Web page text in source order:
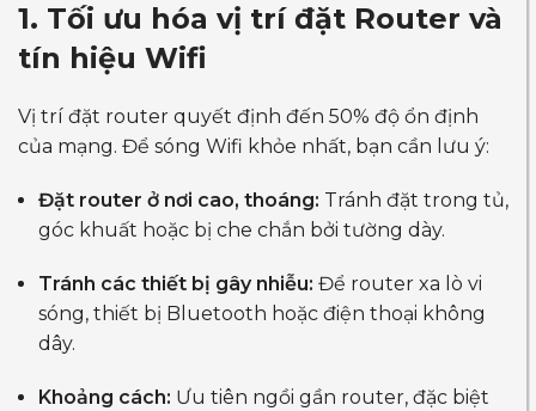
1. Tối ưu hóa vị trí đặt Router và
tín hiệu Wifi
Vị trí đặt router quyết định đến 50% độ ổn định
của mạng. Để sóng Wifi khỏe nhất, bạn cần lưu ý:
Đặt router ở nơi cao, thoáng: Tránh đặt trong tủ,
góc khuất hoặc bị che chắn bởi tường dày.
Tránh các thiết bị gây nhiễu: Để router xa lò vi
sóng, thiết bị Bluetooth hoặc điện thoại không
dây.
Khoảng cách: Ưu tiên ngồi gần router, đặc biệt